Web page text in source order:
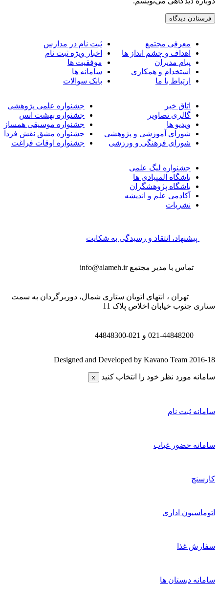
معرفی مجتمع
اهداف و چشم انداز ها
پیام مدیران
استخدام و همکاری
ارتباط با ما
ثبت نام در مدارس
اخبار ویژه ثبت نام
موفقیت ها
سامانه ها
بانک سوالات
اتاق خبر
گالری تصاویر
ویدیو ها
شورای آموزشی و پژوهشی
شورای فرهنگی و ورزشی
جشنواره علمی پژوهشی
جشنواره بهشت انس
جشنواره موسیقی همساز
جشنواره مشق نقش فردا
جشنواره اوقات فراغت
جشنواره لیگ علمی
باشگاه المپیادی ها
باشگاه پژوهشگران
آکادمی علم و اندیشه
نشریات
پیشنهاد، انتقاد و رسیدگی به شکایت
تماس با مدیر مجتمعinfo@alameh.ir
تهران ، انتهای اتوبان ستاری شمال، دوربرگردان به سمت
جنوب خیابان اخلاص پلاک 11
021-44848200 و 021-44848300
Designed and Developed by Kavano Team 2016-
مورد نظر خود را انتخاب کنید
ثبت نام
حضور غیاب
اداری
غذا
دبستان ها